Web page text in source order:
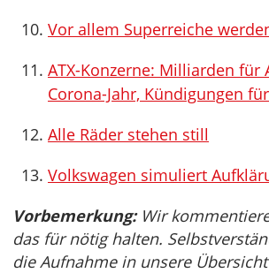
Vor allem Superreiche
ATX-Konzerne: Milliarden für
Corona-Jahr, Kündigungen
Alle Räder stehen still
Volkswagen simuliert
Vorbemerkung:Wir
das für nötig halten.
die Aufnahme in unsere